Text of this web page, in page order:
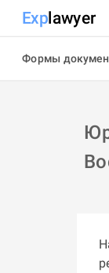
Explawyer
Формы